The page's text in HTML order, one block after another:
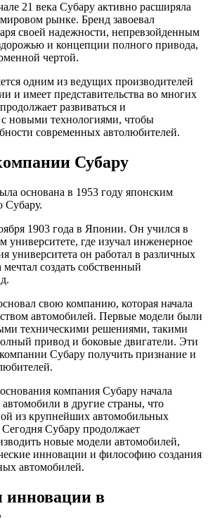
21 века Субару активно расширяла
рынке. Бренд завоевал
своей надежности, непревзойденным
и концепции полного привода,
чертой.
одним из ведущих производителей
и имеет представительства во многих
развиваться и
с новыми технологиями, чтобы
современных автолюбителей.
Субару
основана в 1953 году японским
Субару.
1903 года в Японии. Он учился в
университете, где изучал инженерное
университета он работал в различных
создать собственный
свою компанию, которая начала
автомобилей. Первые модели были
техническими решениями, такими
привод и боковые двигатели. Эти
Субару получить признание и
компания Субару начала
автомобили в другие страны, что
из крупнейших автомобильных
Субару продолжает
новые модели автомобилей,
инновации и философию создания
автомобилей.
инновации в